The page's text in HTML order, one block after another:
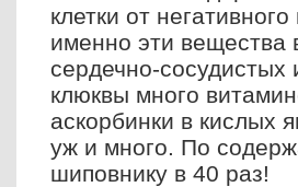
клетки от
именно эти вещества
сердечно-сосудистых
клюквы много
аскорбинки в кислых
уж и много. По
шиповнику в 40 раз!